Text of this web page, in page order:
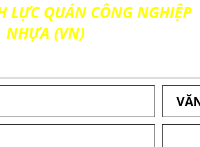
LỰC QUÁN CÔNG NGHIỆP
NHỰA (VN)